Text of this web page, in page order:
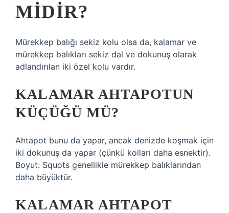
MIDIR?
Mürekkep balığı sekiz kolu olsa da, kalamar ve
mürekkep balıkları sekiz dal ve dokunuş olarak
adlandırılan iki özel kolu vardır.
KALAMAR AHTAPOTUN
KÜÇÜĞÜ MÜ?
Ahtapot bunu da yapar, ancak denizde koşmak için
iki dokunuş da yapar (çünkü kolları daha esnektir).
Boyut: Squots genellikle mürekkep balıklarından
daha büyüktür.
KALAMAR AHTAPOT